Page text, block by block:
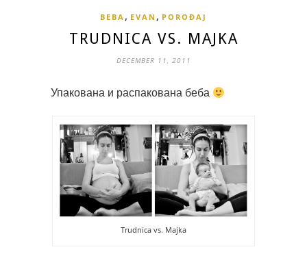
BEBA , EVAN , POROĐAJ
TRUDNICA VS. MAJKA
DECEMBER 11, 2011
Упакована и распакована беба
Trudnica vs. Majka